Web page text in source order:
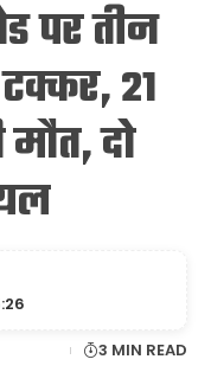
पर तीन
21
दो
3 MIN READ